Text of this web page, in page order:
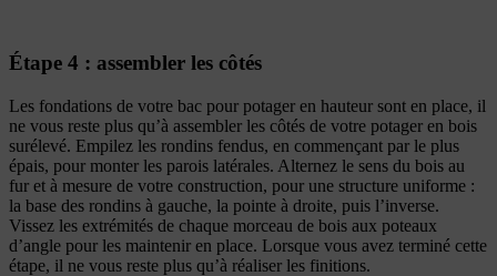
Étape 4 : assembler les côtés
Les fondations de votre bac pour potager en hauteur sont en place, il
ne vous reste plus qu’à assembler les côtés de votre potager en bois
surélevé. Empilez les rondins fendus, en commençant par le plus
épais, pour monter les parois latérales. Alternez le sens du bois au
fur et à mesure de votre construction, pour une structure uniforme :
la base des rondins à gauche, la pointe à droite, puis l’inverse.
Vissez les extrémités de chaque morceau de bois aux poteaux
d’angle pour les maintenir en place. Lorsque vous avez terminé cette
étape, il ne vous reste plus qu’à réaliser les finitions.